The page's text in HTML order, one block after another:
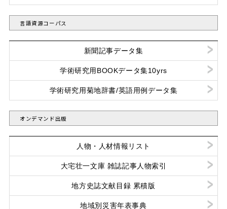
言語資源コーパス
新聞記事データ集
学術研究用BOOKデータ集10yrs
学術研究用菊地辞書/英語用例データ集
オンデマンド出版
人物・人材情報リスト
大宅壮一文庫 雑誌記事人物索引
地方史誌文献目録 累積版
地域別災害年表事典